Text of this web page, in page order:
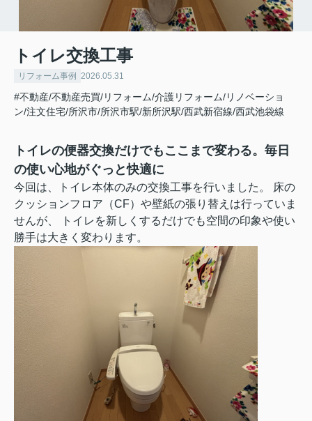
トイレ交換工事
リフォーム事例 2026.05.31
#不動産/不動産売買/リフォーム/介護リフォーム/リノベーショ
ン/注文住宅/所沢市/所沢市駅/新所沢駅/西武新宿線/西武池袋線
トイレの便器交換だけでもここまで変わる。毎日
の使い心地がぐっと快適に
今回は、トイレ本体のみの交換工事を行いました。 床の
クッションフロア（CF）や壁紙の張り替えは行っていま
せんが、 トイレを新しくするだけでも空間の印象や使い
勝手は大きく変わります。